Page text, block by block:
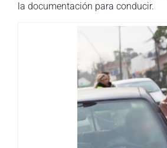
la documentación para conducir.